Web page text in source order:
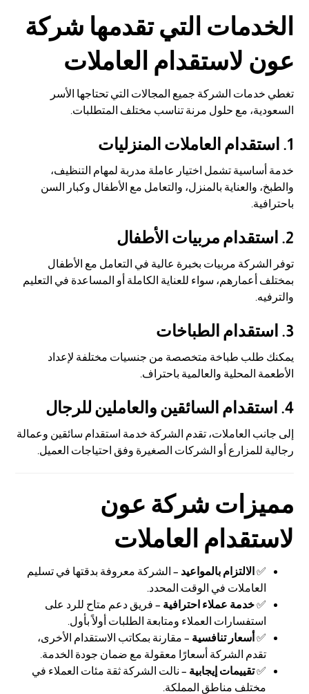
الخدمات التيتقدمها شركة
عون لاستقدام العاملات
تغطي خدمات الشركة جميع المجالات التي تحتاجها الأسر
السعودية، مع حلول مرنة تناسب مختلف المتطلبات.
1. استقدام العاملات المنزليات
خدمة أساسية تشمل اختيار عاملة مدربة لمهام التنظيف،
والطبخ، والعناية بالمنزل، والتعامل مع الأطفال وكبار السن
باحترافية.
2. استقدام مربيات الأطفال
توفر الشركة مربيات بخبرة عالية في التعامل مع الأطفال
بمختلف أعمارهم، سواء للعناية الكاملة أو المساعدة في التعليم
والترفيه.
3. استقدام الطباخات
يمكنك طلب طباخة متخصصة من جنسيات مختلفة لإعداد
الأطعمة المحلية والعالمية باحتراف.
4. استقدام السائقين والعاملين للرجال
إلى جانب العاملات، تقدم الشركة خدمة استقدام سائقين وعمالة
رجالية للمزارع أو الشركات الصغيرة وفق احتياجات العميل.
مميزات شركة عون
لاستقدام العاملات
✅ الالتزام بالمواعيد – الشركة معروفة بدقتها في تسليم
العاملات في الوقت المحدد.
✅خدمة عملاء احترافية – فريق دعم متاح للرد على
استفسارات العملاء ومتابعة الطلبات أولاً بأول.
✅ أسعار تنافسية – مقارنة بمكاتب الاستقدام الأخرى،
تقدم الشركة أسعارًا معقولة مع ضمان جودة الخدمة.
✅تقييمات إيجابية – نالت الشركة ثقة مئات العملاء في
مختلف مناطق المملكة.